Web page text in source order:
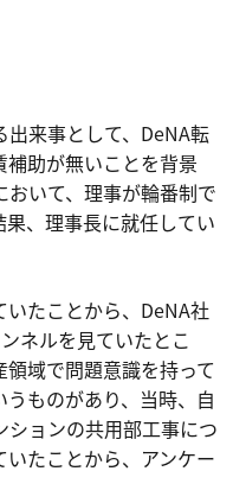
来事として、DeNA転
助が無いことを背景
いて、理事が輪番制で
、理事長に就任してい
たことから、DeNA社
ネルを見ていたとこ
域で問題意識を持って
ものがあり、当時、自
ョンの共用部工事につ
たことから、アンケー